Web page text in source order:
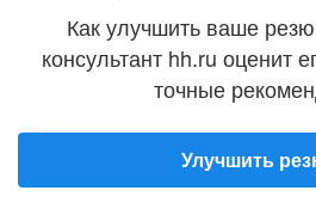
Как улучшить ваше
консультант hh.ru оценит
точные
Улучшить